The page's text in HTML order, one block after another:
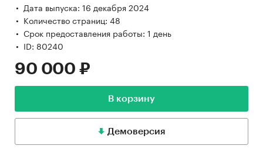
Дата выпуска: 16 декабря 2024
Количество страниц: 48
Срок предоставления работы: 1 день
ID: 80240
90 000 ₽
В корзину
Демоверсия